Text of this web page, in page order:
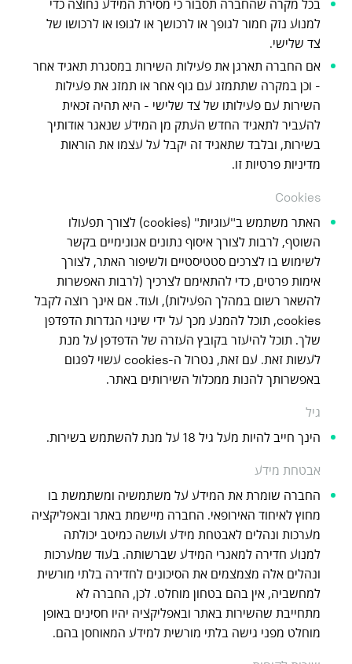
בכל מקרה שהחברה תסבור כי מסירת המידע נחוצה כדי
למנוע נזק חמור לגופך או לרכושך או לגופו או לרכושו של
צד שלישי.
אם החברה תארגן את פעילות השירות במסגרת תאגיד אחר
- וכן במקרה שתתמזג עם גוף אחר או תמזג את פעילות
השירות עם פעילותו של צד שלישי - היא תהיה זכאית
להעביר לתאגיד החדש העתק מן המידע שנאגר אודותיך
בשירות, ובלבד שתאגיד זה יקבל על עצמו את הוראות
מדיניות פרטיות זו.
Cookies
האתר משתמש ב"עוגיות" (cookies) לצורך תפעולו
השוטף, לרבות לצורך איסוף נתונים אנונימיים בקשר
לשימוש בו לצרכים סטטיסטיים ולשיפור האתר, לצורך
אימות פרטים, כדי להתאימם לצרכיך (לרבות האפשרות
להשאר רשום במהלך הפעילות), ועוד. אם אינך רוצה לקבל
cookies, תוכל להמנע מכך על ידי שינוי הגדרות הדפדפן
שלך. תוכל להיעזר בקובץ העזרה של הדפדפן על מנת
לעשות זאת. עם זאת, נטרול ה-cookies עשוי לפגום
באפשרותך להנות ממכלול השירותים באתר.
גיל
הינך חייב להיות מעל גיל 18 על מנת להשתמש בשירות.
אבטחת מידע
החברה שומרת את המידע על משתמשיה ומשתמשת בו
מחוץ לאיחוד האירופאי. החברה מיישמת באתר ובאפליקציה
מערכות ונהלים לאבטחת מידע ועושה כמיטב יכולתה
למנוע חדירה למאגרי המידע שברשותה. בעוד שמערכות
ונהלים אלה מצמצמים את הסיכונים לחדירה בלתי מורשית
למחשביה, אין בהם בטחון מוחלט. לכן, החברה לא
מתחייבת שהשירות באתר ובאפליקציה יהיו חסינים באופן
מוחלט מפני גישה בלתי מורשית למידע המאוחסן בהם.